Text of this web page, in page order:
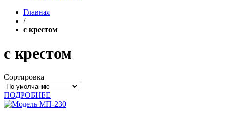
Главная
/
с крестом
с крестом
Сортировка
ПОДРОБНЕЕ